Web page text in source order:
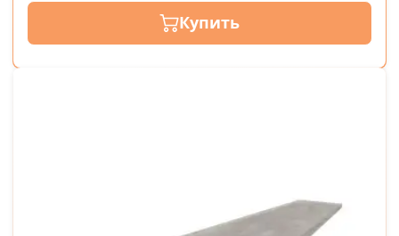
Купить